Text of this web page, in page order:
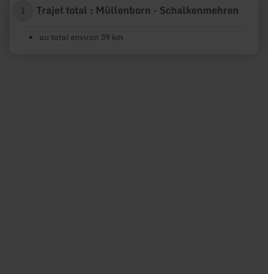
1 Trajet total : Müllenborn - Schalkenmehren
au total environ 39 km